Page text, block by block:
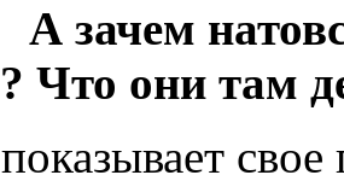
А зачем
Что они там